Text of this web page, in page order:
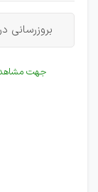
بروزرسانی در تاریخ 08
جهت مشاهده